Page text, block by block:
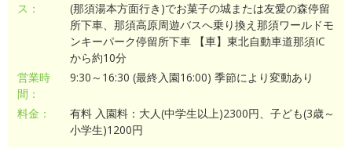
ス：
(那須湯本方面行き)でお菓子の城または友愛の森停留
所下車、那須高原周遊バスへ乗り換え那須ワールドモ
ンキーパーク停留所下車 【車】東北自動車道那須IC
から約10分
営業時
間：
9:30～16:30 (最終入園16:00) 季節により変動あり
料金：
有料 入園料：大人(中学生以上)2300円、子ども(3歳～
小学生)1200円